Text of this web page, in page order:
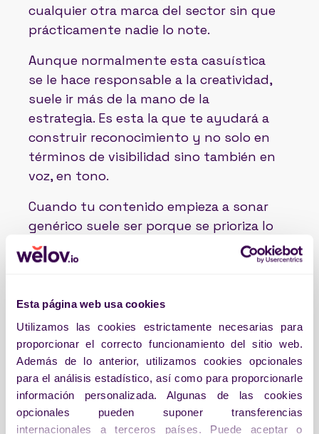
Esta página web usa cookies
Utilizamos las cookies estrictamente necesarias para
proporcionar el correcto funcionamiento del sitio web.
Además de lo anterior, utilizamos cookies opcionales
para el análisis estadístico, así como para proporcionarle
información personalizada. Algunas de las cookies
opcionales pueden suponer transferencias
internacionales a terceros países. Puede aceptar o
cualquier otra marca del sector sin que
prácticamente nadie lo note.
Aunque normalmente esta casuística
se le hace responsable a la creatividad,
suele ir más de la mano de la
estrategia. Es esta la que te ayudará a
construir reconocimiento y no solo en
términos de visibilidad sino también en
voz, en tono.
Cuando tu contenido empieza a sonar
genérico suele ser porque se prioriza lo
qué funciona sobre el quién eres y eso,
antes o después acaba provocando
PUBLICAR MÁS, SENTIR
MENOS
Y lo digo en primera persona al haber
sido también víctima de ello; publicas
mucho, estás presente pero cada
publicación tiene menor valor que la